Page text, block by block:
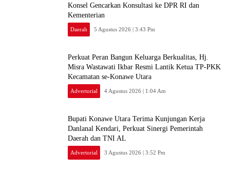
Konsel Gencarkan Konsultasi ke DPR RI dan
Kementerian
Daerah 5 Agustus 2026 | 3:43 Pm
‎Perkuat Peran Bangun Keluarga Berkualitas, Hj.
Misra Wastawati Ikbar Resmi Lantik Ketua TP-PKK
Kecamatan se-Konawe Utara
Advertorial 4 Agustus 2026 | 1:04 Am
Bupati Konawe Utara Terima Kunjungan Kerja
Danlanal Kendari, Perkuat Sinergi Pemerintah
Daerah dan TNI AL
Advertorial 3 Agustus 2026 | 3:52 Pm